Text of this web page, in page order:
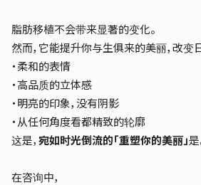
脂肪移植不会带来显著的变化。
然而，它能提升你与生俱来的美丽，改变
・柔和的表情
・高品质的立体感
・明亮的印象，没有阴影
・从任何角度看都精致的轮廓
这是，宛如时光倒流的「重塑你的美丽」是
在咨询中，